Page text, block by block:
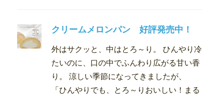
クリームメロンパン 好評発売中！
外はサクッと、中はとろ～り。 ひんやり冷
たいのに、口の中でふんわり広がる甘い香
り。 涼しい季節になってきましたが、
「ひんやりでも、とろ～りおいしい！まる